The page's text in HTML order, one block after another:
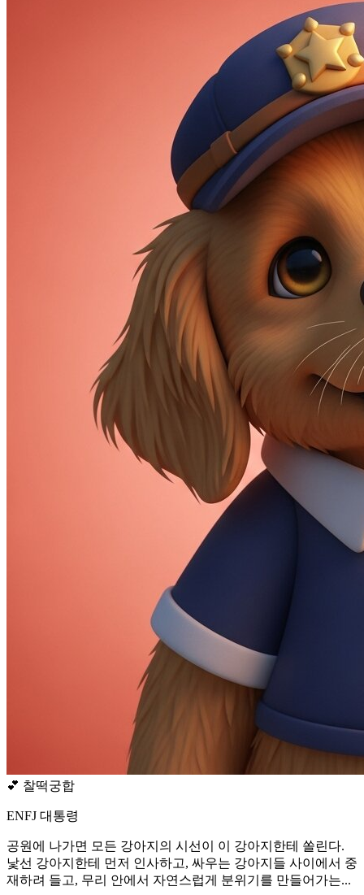
💕 찰떡궁합
ENFJ 대통령
공원에 나가면 모든 강아지의 시선이 이 강아지한테 쏠린다.
낯선 강아지한테 먼저 인사하고, 싸우는 강아지들 사이에서 중
재하려 들고, 무리 안에서 자연스럽게 분위기를 만들어가는...